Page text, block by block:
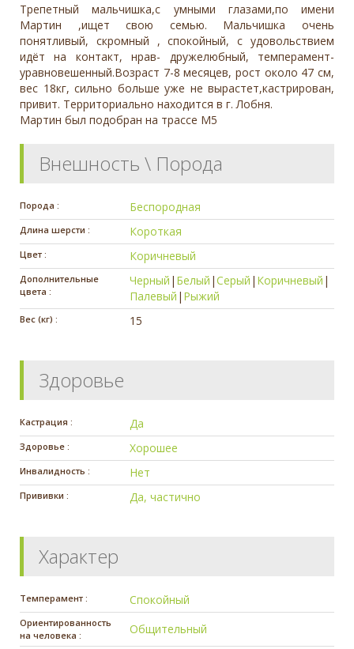
Трепетный мальчишка,с умными глазами,по имени
Мартин ,ищет свою семью. Мальчишка очень
понятливый, скромный , спокойный, с удовольствием
идёт на контакт, нрав- дружелюбный, темперамент-
уравновешенный.Возраст 7-8 месяцев, рост около 47 см,
вес 18кг, сильно больше уже не вырастет,кастрирован,
привит. Территориально находится в г. Лобня.
Мартин был подобран на трассе М5
Внешность \ Порода
Порода : Беспородная
Длина шерсти : Короткая
Цвет : Коричневый
Дополнительные
цвета :
Черный | Белый |Серый | Коричневый |
Палевый | Рыжий
Вес (кг) : 15
Здоровье
Кастрация : Да
Здоровье : Хорошее
Инвалидность : Нет
Прививки : Да, частично
Характер
Темперамент : Спокойный
Ориентированность
на человека :
Общительный